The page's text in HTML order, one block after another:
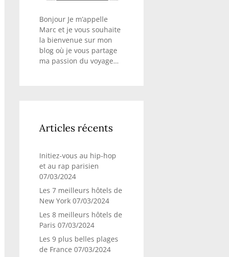
Bonjour Je m’appelle
Marc et je vous souhaite
la bienvenue sur mon
blog où je vous partage
ma passion du voyage…
Articles récents
Initiez-vous au hip-hop
et au rap parisien
07/03/2024
Les 7 meilleurs hôtels de
New York 07/03/2024
Les 8 meilleurs hôtels de
Paris 07/03/2024
Les 9 plus belles plages
de France 07/03/2024